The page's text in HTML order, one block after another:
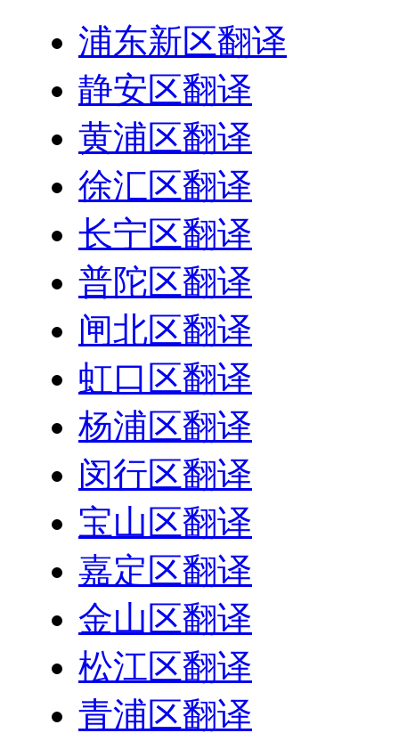
浦东新区翻译
静安区翻译
黄浦区翻译
徐汇区翻译
长宁区翻译
普陀区翻译
闸北区翻译
虹口区翻译
杨浦区翻译
闵行区翻译
宝山区翻译
嘉定区翻译
金山区翻译
松江区翻译
青浦区翻译